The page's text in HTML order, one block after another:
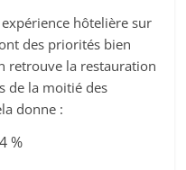
hôtelière sur
des priorités bien
retrouve la restauration
de la moitié des
donne :
%